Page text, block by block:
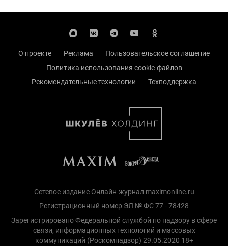
О проекте Реклама
Пользовательское соглашение
Политика использования cookie-файлов
Рекомендательные технологии
Техподдержка
Сетевое издание Онлайн-журнал maximonline.ru
Регистрационный номер ЭЛ № ФС 77 - 78428
Зарегистрировано Федеральной службой по надзору в сфере
связи, информационных технологий и массовых
коммуникаций (Роскомнадзор) 29.05.2020 18+